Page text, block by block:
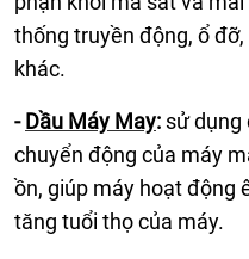
thống truyền động, ổ
khác.
-Dầu Máy May: sử dụng
chuyển động của máy
ồn, giúp máy hoạt động
tăng tuổi thọ của máy.